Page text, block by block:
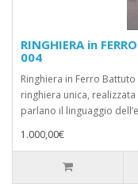
RINGHIERA in
004
Ringhiera in Ferro
ringhiera unica,
parlano il linguaggio
1.000,00€